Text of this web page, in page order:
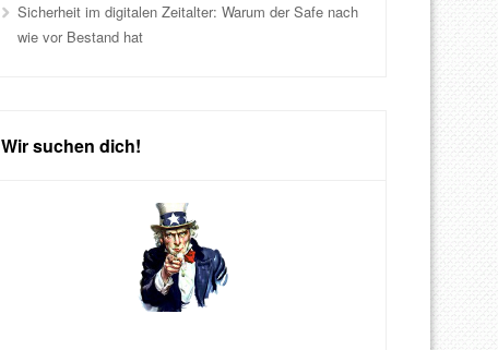
Sicherheit im digitalen Zeitalter: Warum der Safe nach
wie vor Bestand hat
Wir suchen dich!